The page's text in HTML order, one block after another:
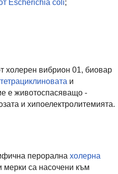
Escherichia coli;
холерен вибрион 01, биовар
тетрациклиновата и
е животоспасяващо -
и хипоелектролитемията.
перорална холерна
са насочени към